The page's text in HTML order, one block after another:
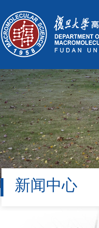
新闻中心